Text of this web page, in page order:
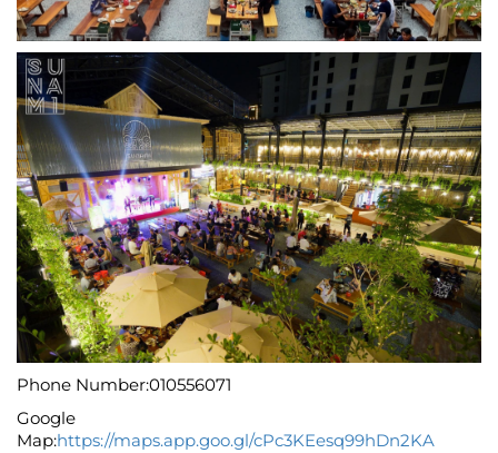
Phone Number:010556071
Google
Map:https://maps.app.goo.gl/cPc3KEesq99hDn2KA